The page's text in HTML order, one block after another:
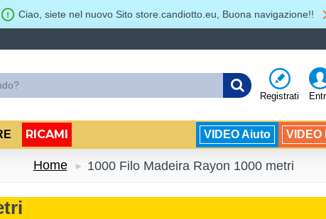
Ciao, siete nel nuovo Sito store.candiotto.eu, Buona navigazione!!
Registrati
RICAMI VIDEO Aiuto
Home 1000 Filo Madeira Rayon 1000 metri